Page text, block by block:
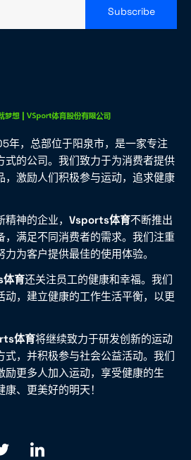
Subscribe
年，总部位于阳泉市，是一家专注
式的公司。我们致力于为消费者提供
，激励人们积极参与运动，追求健康
神的企业， Vsports体育不断推出
，满足不同消费者的需求。我们注重
为客户提供最佳的使用体验。
育还关注员工的健康和幸福。我们
动，建立健康的工作生活平衡，以更
体育将继续致力于研发创新的运动
式，并积极参与社会公益活动。我们
励更多人加入运动，享受健康的生
、更美好的明天！